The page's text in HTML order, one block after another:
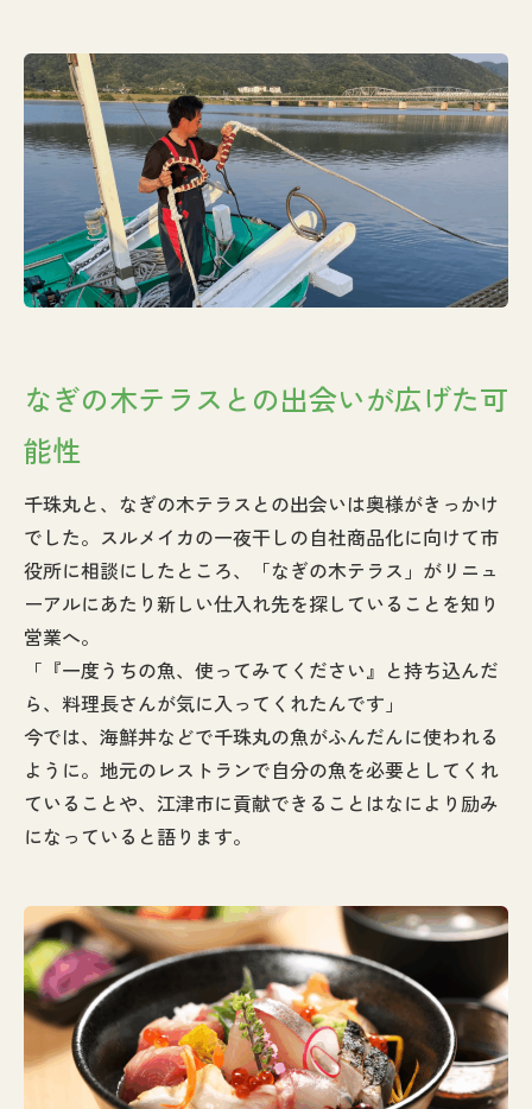
なぎの木テラスとの出会いが広げた可
能性
千珠丸と、なぎの木テラスとの出会いは奥様がきっかけ
でした。スルメイカの一夜干しの自社商品化に向けて市
役所に相談にしたところ、「なぎの木テラス」がリニュ
ーアルにあたり新しい仕入れ先を探していることを知り
営業へ。
「『一度うちの魚、使ってみてください』と持ち込んだ
ら、料理長さんが気に入ってくれたんです」
今では、海鮮丼などで千珠丸の魚がふんだんに使われる
ように。地元のレストランで自分の魚を必要としてくれ
ていることや、江津市に貢献できることはなにより励み
になっていると語ります。